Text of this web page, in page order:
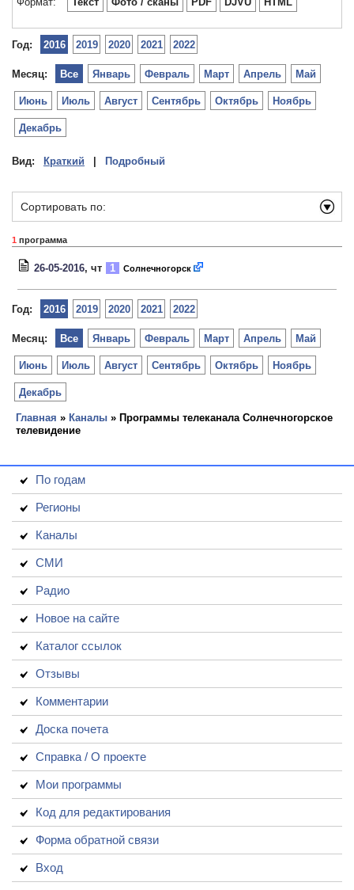
Год: 2016 2019 2020 2021 2022
Месяц: Январь Февраль Март Апрель Май
Июнь Июль Август Сентябрь Октябрь Ноябрь
Декабрь
Все
Вид: Краткий Подробный
Сортировать по:
1 программа
26-05-2016, чт 1 Солнечногорск
Год: 2016 2019 2020 2021 2022
Месяц: Январь Февраль Март Апрель Май
Июнь Июль Август Сентябрь Октябрь Ноябрь
Декабрь
Все
Главная » Каналы » Программы телеканала Солнечногорское
телевидение
По годам
Регионы
Каналы
СМИ
Радио
Новое на сайте
Каталог ссылок
Отзывы
Комментарии
Доска почета
Справка / О проекте
Мои программы
Код для редактирования
Форма обратной связи
Вход